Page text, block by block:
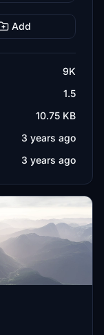
Add
9K
1.5
10.75 KB
3 years ago
3 years ago